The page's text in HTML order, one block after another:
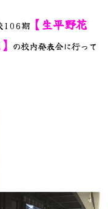
106期【生平野花
の校内発表会に行って